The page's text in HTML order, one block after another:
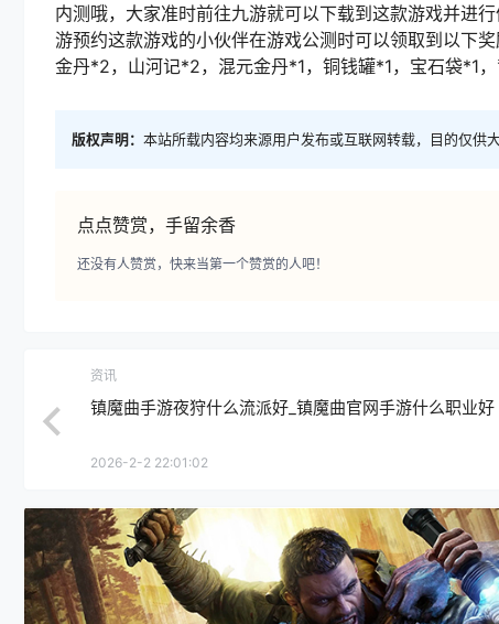
内测哦，大家准时前往九游就可以下载到这款游戏并进
游预约这款游戏的小伙伴在游戏公测时可以领取到以下
金丹*2，山河记*2，混元金丹*1，铜钱罐*1，宝石袋*1，
版权声明： 本站所载内容均来源用户发布或互联网转载，目的仅供
点点赞赏，手留余香
还没有人赞赏，快来当第一个赞赏的人吧！
资讯
镇魔曲手游夜狩什么流派好_镇魔曲官网手游什么职业好
2026-2-2 22:01:02